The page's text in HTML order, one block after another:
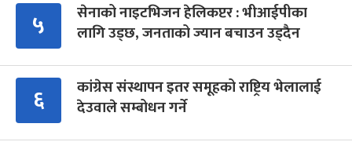
५
सेनाको नाइटभिजन हेलिकप्टर : भीआईपीका
लागि उड्छ, जनताको ज्यान बचाउन उड्दैन
६
कांग्रेस संस्थापन इतर समूहको राष्ट्रिय भेलालाई
देउवाले सम्बोधन गर्ने